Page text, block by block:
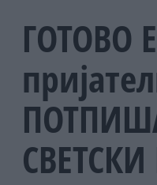
ГОТОВО